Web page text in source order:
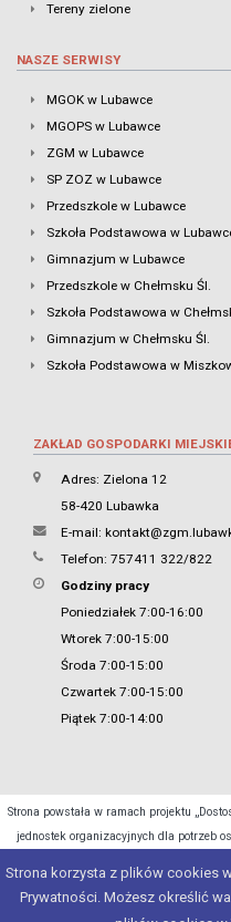
Strona korzysta z plików cookies
Prywatności. Możesz określić
Tereny zielone
NASZE SERWISY
MGOK w Lubawce
MGOPS w Lubawce
ZGM w Lubawce
SP ZOZ w Lubawce
Przedszkole w Lubawce
Szkoła Podstawowa w
Gimnazjum w Lubawce
Przedszkole w Chełmsku Śl.
Szkoła Podstawowa w
Gimnazjum w Chełmsku Śl.
Szkoła Podstawowa w
ZAKŁAD GOSPODARKI
Adres: Zielona 12
58-420 Lubawka
E-mail:
Telefon: 757411 322/822
Godziny pracy
Poniedziałek 7:00-16:00
Wtorek 7:00-15:00
Środa 7:00-15:00
Czwartek 7:00-15:00
Piątek 7:00-14:00
Strona powstała w ramach projektu
jednostek organizacyjnych dla potrzeb
Copyright 2015 - 2026 © Urząd